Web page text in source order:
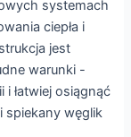
systemach
ciepła i
jest
warunki -
łatwiej osiągnąć
spiekany węglik